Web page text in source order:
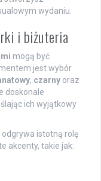
wydaniu.
i biżuteria
mogą być
jest wybór
, czarny oraz
doskonale
ich wyjątkowy
odgrywa istotną rolę
akcenty, takie jak: